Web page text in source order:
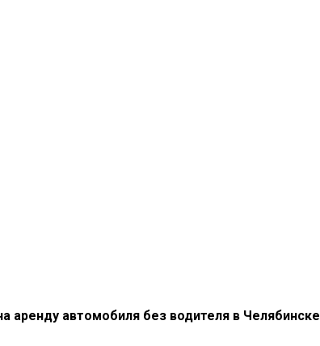
аренду автомобиля без водителя в Челябинске